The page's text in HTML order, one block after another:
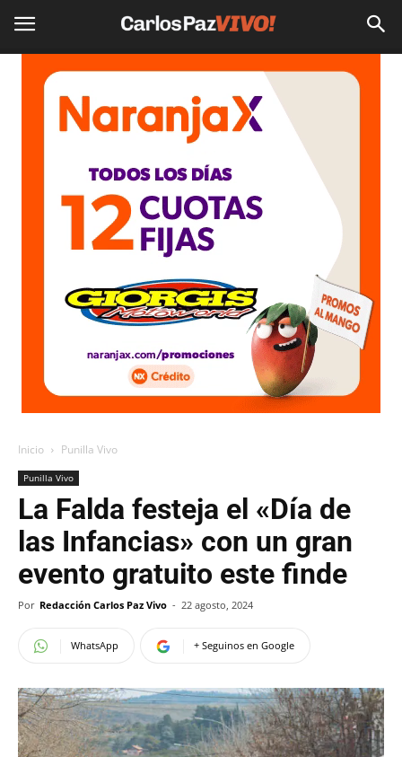
Inicio Punilla Vivo
Punilla Vivo
La Falda festeja el «Día de
las Infancias» con un gran
evento gratuito este finde
Por Redacción Carlos Paz Vivo - 22 agosto, 2024
WhatsApp + Seguinos en Google